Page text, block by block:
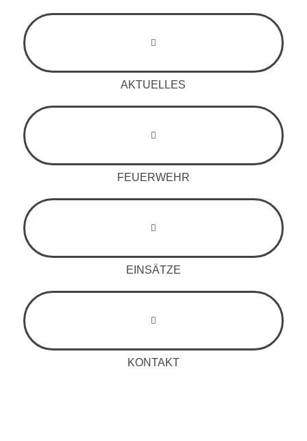
AKTUELLES
FEUERWEHR
EINSÄTZE
KONTAKT